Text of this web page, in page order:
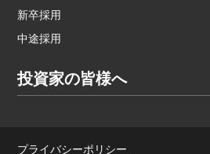
新卒採用
中途採用
投資家の皆様へ
プライバシーポリシー